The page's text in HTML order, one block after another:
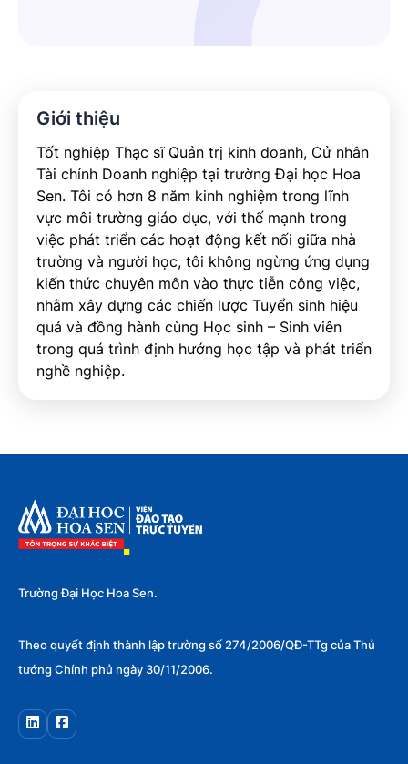
Giới thiệu
Tốt nghiệp Thạc sĩ Quản trị kinh doanh, Cử nhân
Tài chính Doanh nghiệp tại trường Đại học Hoa
Sen. Tôi có hơn 8 năm kinh nghiệm trong lĩnh
vực môi trường giáo dục, với thế mạnh trong
việc phát triển các hoạt động kết nối giữa nhà
trường và người học, tôi không ngừng ứng dụng
kiến thức chuyên môn vào thực tiễn công việc,
nhằm xây dựng các chiến lược Tuyển sinh hiệu
quả và đồng hành cùng Học sinh – Sinh viên
trong quá trình định hướng học tập và phát triển
nghề nghiệp.
Trường Đại Học Hoa Sen.
Theo quyết định thành lập trường số 274/2006/QĐ-TTg của Thủ
tướng Chính phủ ngày 30/11/2006.